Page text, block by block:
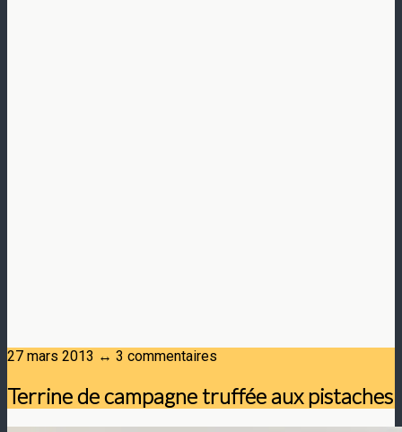
27 mars 2013 ↔ 3 commentaires
Terrine de campagne truffée aux pistaches